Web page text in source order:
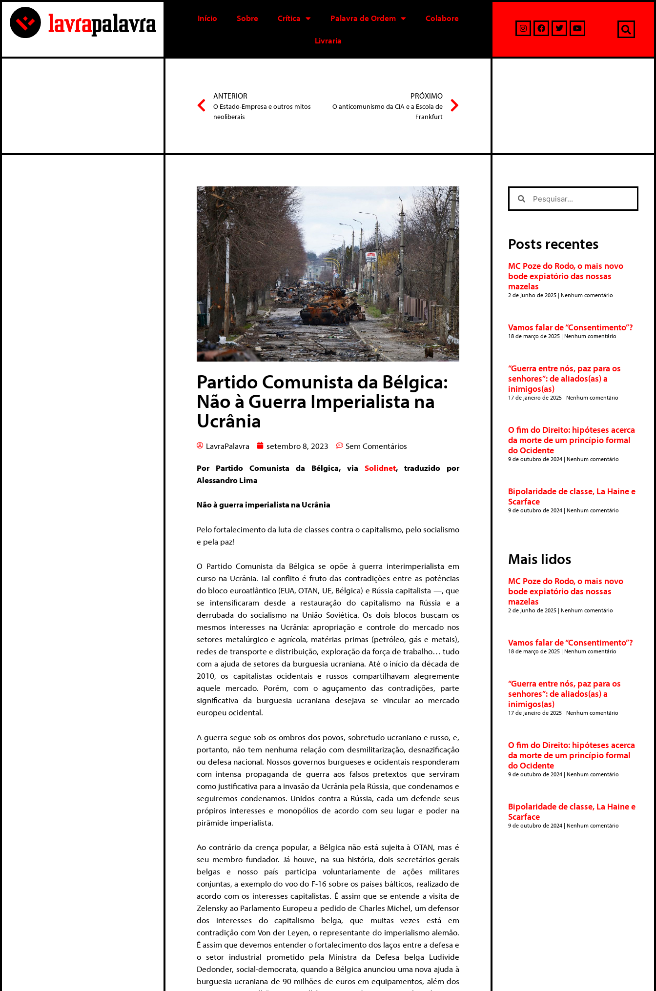
Início Sobre Crítica Palavra de Ordem Colabore
Livraria
ANTERIOR
O Estado-Empresa e outros mitos
neoliberais
PRÓXIMO
O anticomunismo da CIA e a Escola de
Frankfurt
Partido Comunista da Bélgica:
Não à Guerra Imperialista na
Ucrânia
LavraPalavra setembro 8, 2023 Sem Comentários
Por Partido Comunista da Bélgica, via Solidnet, traduzido por
Alessandro Lima
Não à guerra imperialista na Ucrânia
Pelo fortalecimento da luta de classes contra o capitalismo, pelo socialismo
e pela paz!
O Partido Comunista da Bélgica se opõe à guerra interimperialista em
curso na Ucrânia. Tal conflito é fruto das contradições entre as potências
do bloco euroatlântico (EUA, OTAN, UE, Bélgica) e Rússia capitalista —, que
se intensificaram desde a restauração do capitalismo na Rússia e a
derrubada do socialismo na União Soviética. Os dois blocos buscam os
mesmos interesses na Ucrânia: apropriação e controle do mercado nos
setores metalúrgico e agrícola, matérias primas (petróleo, gás e metais),
redes de transporte e distribuição, exploração da força de trabalho… tudo
com a ajuda de setores da burguesia ucraniana. Até o início da década de
2010, os capitalistas ocidentais e russos compartilhavam alegremente
aquele mercado. Porém, com o aguçamento das contradições, parte
significativa da burguesia ucraniana desejava se vincular ao mercado
europeu ocidental.
A guerra segue sob os ombros dos povos, sobretudo ucraniano e russo, e,
portanto, não tem nenhuma relação com desmilitarização, desnazificação
ou defesa nacional. Nossos governos burgueses e ocidentais responderam
com intensa propaganda de guerra aos falsos pretextos que serviram
como justificativa para a invasão da Ucrânia pela Rússia, que condenamos e
seguiremos condenamos. Unidos contra a Rússia, cada um defende seus
própiros interesses e monopólios de acordo com seu lugar e poder na
pirâmide imperialista.
Ao contrário da crença popular, a Bélgica não está sujeita à OTAN, mas é
seu membro fundador. Já houve, na sua história, dois secretários-gerais
belgas e nosso país participa voluntariamente de ações militares
conjuntas, a exemplo do voo do F-16 sobre os países bálticos, realizado de
acordo com os interesses capitalistas. É assim que se entende a visita de
Zelensky ao Parlamento Europeu a pedido de Charles Michel, um defensor
dos interesses do capitalismo belga, que muitas vezes está em
contradição com Von der Leyen, o representante do imperialismo alemão.
É assim que devemos entender o fortalecimento dos laços entre a defesa e
o setor industrial prometido pela Ministra da Defesa belga Ludivide
Dedonder, social-democrata, quando a Bélgica anunciou uma nova ajuda à
burguesia ucraniana de 90 milhões de euros em equipamentos, além dos
Posts recentes
MC Poze do Rodo, o mais novo
bode expiatório das nossas
mazelas
2 de junho de 2025 Nenhum comentário
Vamos falar de “Consentimento”?
18 de março de 2025 Nenhum comentário
“Guerra entre nós, paz para os
senhores”: de aliados(as) a
inimigos(as)
17 de janeiro de 2025 Nenhum comentário
O fim do Direito: hipóteses acerca
da morte de um princípio formal
do Ocidente
9 de outubro de 2024 Nenhum comentário
Bipolaridade de classe, La Haine e
Scarface
9 de outubro de 2024 Nenhum comentário
Mais lidos
MC Poze do Rodo, o mais novo
bode expiatório das nossas
mazelas
2 de junho de 2025 Nenhum comentário
Vamos falar de “Consentimento”?
18 de março de 2025 Nenhum comentário
“Guerra entre nós, paz para os
senhores”: de aliados(as) a
inimigos(as)
17 de janeiro de 2025 Nenhum comentário
O fim do Direito: hipóteses acerca
da morte de um princípio formal
do Ocidente
9 de outubro de 2024 Nenhum comentário
Bipolaridade de classe, La Haine e
Scarface
9 de outubro de 2024 Nenhum comentário